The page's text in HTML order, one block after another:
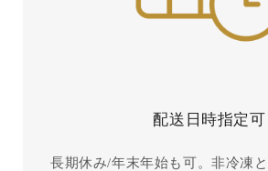
配送日時指定可
長期休み/年末年始も可。非冷凍